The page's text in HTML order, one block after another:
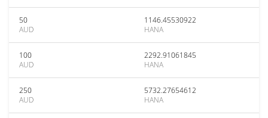
50
AUD
1146.45530922
HANA
100
AUD
2292.91061845
HANA
250
AUD
5732.27654612
HANA